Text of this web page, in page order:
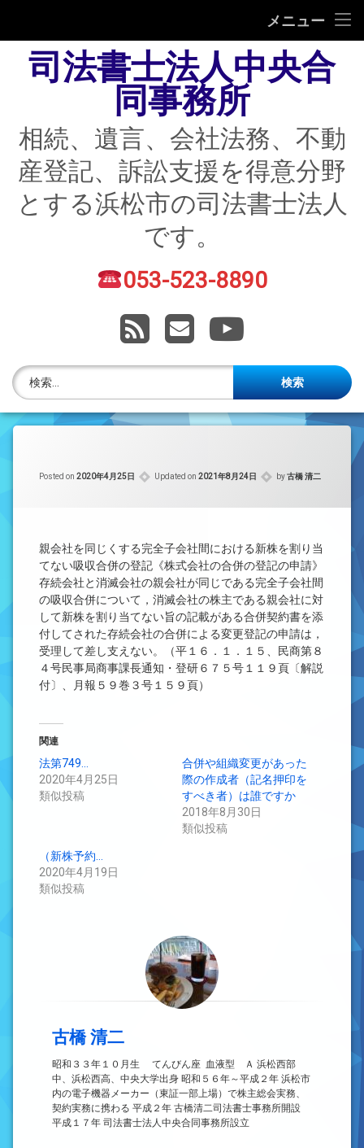
メニュー
相続
不動産登記
債務整理
住宅ローン返済にお困りの方
賃貸トラブル
株主名簿管理人
ご相談について
法律を勉強しよう
司法書士資格者・受験生募集中
司法書士法人中央合
同事務所
相続、遺言、会社法務、不動
産登記、訴訟支援を得意分野
とする浜松市の司法書士法人
です。
電話番号: 053-523-8890
RSSメールアドレス
YouTube
検索:
Posted on 2020年4月25日 Updated on 2021年8月24日 by古橋 清二
親会社を同じくする完全子会社間における新株を割り当
てない吸収合併の登記《株式会社の合併の登記の申請》
存続会社と消滅会社の親会社が同じである完全子会社間
の吸収合併について，消滅会社の株主である親会社に対
して新株を割り当てない旨の記載がある合併契約書を添
付してされた存続会社の合併による変更登記の申請は，
受理して差し支えない。（平１６．１．１５、民商第８
４号民事局商事課長通知・登研６７５号１１９頁〔解説
付〕、月報５９巻３号１５９頁）
関連
法第749…
2020年4月25日
類似投稿
合併や組織変更があった
際の作成者（記名押印を
すべき者）は誰ですか
2018年8月30日
類似投稿
（新株予約…
2020年4月19日
類似投稿
古橋 清二
昭和３３年１０月生 てんびん座 血液型 Ａ 浜松西部
中、浜松西高、中央大学出身 昭和５６年～平成２年 浜松市
内の電子機器メーカー（東証一部上場）で株主総会実務、
契約実務に携わる 平成２年 古橋清二司法書士事務所開設
平成１７年 司法書士法人中央合同事務所設立